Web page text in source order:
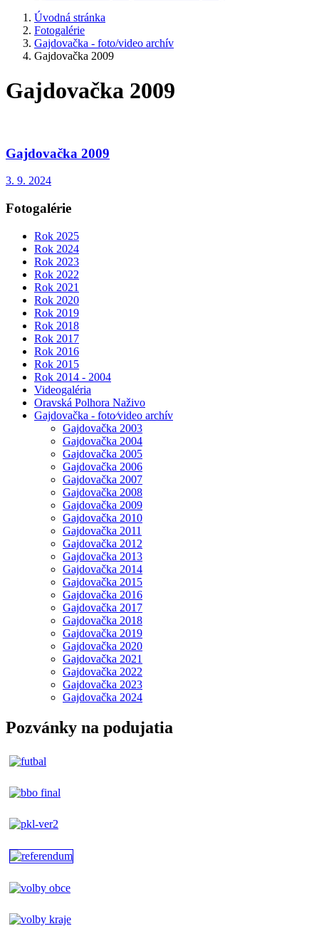
Úvodná stránka
Fotogalérie
Gajdovačka - foto/video archív
Gajdovačka 2009
Gajdovačka 2009
Gajdovačka 2009
3. 9. 2024
Fotogalérie
Rok 2025
Rok 2024
Rok 2023
Rok 2022
Rok 2021
Rok 2020
Rok 2019
Rok 2018
Rok 2017
Rok 2016
Rok 2015
Rok 2014 - 2004
Videogaléria
Oravská Polhora Naživo
Gajdovačka - foto⁄video archív
Gajdovačka 2003
Gajdovačka 2004
Gajdovačka 2005
Gajdovačka 2006
Gajdovačka 2007
Gajdovačka 2008
Gajdovačka 2009
Gajdovačka 2010
Gajdovačka 2011
Gajdovačka 2012
Gajdovačka 2013
Gajdovačka 2014
Gajdovačka 2015
Gajdovačka 2016
Gajdovačka 2017
Gajdovačka 2018
Gajdovačka 2019
Gajdovačka 2020
Gajdovačka 2021
Gajdovačka 2022
Gajdovačka 2023
Gajdovačka 2024
Pozvánky na podujatia